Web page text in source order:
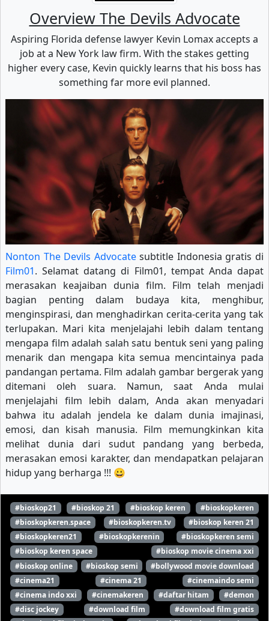
Overview The Devils Advocate
Aspiring Florida defense lawyer Kevin Lomax accepts a
job at a New York law firm. With the stakes getting
higher every case, Kevin quickly learns that his boss has
something far more evil planned.
Nonton The Devils Advocatesubtitle Indonesia gratis di
Film01. Selamat datang di Film01, tempat Anda dapat
merasakan keajaiban dunia film. Film telah menjadi
bagian penting dalam budaya kita, menghibur,
menginspirasi, dan menghadirkan cerita-cerita yang tak
terlupakan. Mari kita menjelajahi lebih dalam tentang
mengapa film adalah salah satu bentuk seni yang paling
menarik dan mengapa kita semua mencintainya pada
pandangan pertama. Film adalah gambar bergerak yang
ditemani oleh suara. Namun, saat Anda mulai
menjelajahi film lebih dalam, Anda akan menyadari
bahwa itu adalah jendela ke dalam dunia imajinasi,
emosi, dan kisah manusia. Film memungkinkan kita
melihat dunia dari sudut pandang yang berbeda,
merasakan emosi karakter, dan mendapatkan pelajaran
hidup yang berharga !!! 😀
#bioskop21 #bioskop 21 #bioskop keren
#bioskopkeren
#bioskopkeren.space
#bioskopkeren.tv
#bioskop keren 21
#bioskopkeren21
#bioskopkerenin
#bioskopkeren semi
#bioskop keren space
#bioskop movie cinema xxi
#bioskop online
#bioskop semi
#bollywood movie download
#cinema21
#cinema 21
#cinemaindo semi
#cinema indo xxi
#cinemakeren #daftar hitam
#demon
#disc jockey
#download film
#download film gratis